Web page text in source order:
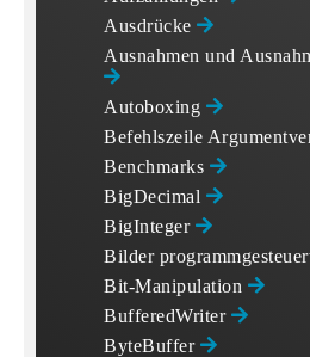
Ausdrücke
Ausnahmen und
Autoboxing
Befehlszeile
Benchmarks
BigDecimal
BigInteger
Bilder
Bit-Manipulation
BufferedWriter
ByteBuffer